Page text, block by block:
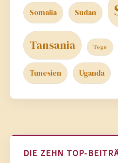
Somalia Sudan
Tansania Togo
Tunesien Uganda
DIE ZEHN TOP-